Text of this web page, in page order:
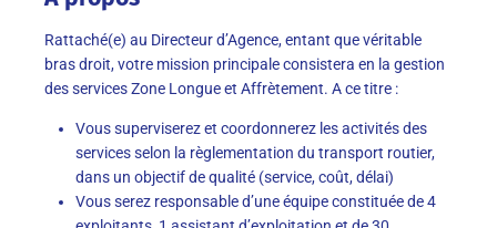
Rattaché(e) au Directeur d’Agence, entant que véritable
bras droit, votre mission principale consistera en la gestion
des services Zone Longue et Affrètement. A ce titre :
Vous superviserez et coordonnerez les activités des
services selon la règlementation du transport routier,
dans un objectif de qualité (service, coût, délai)
Vous serez responsable d’une équipe constituée de 4